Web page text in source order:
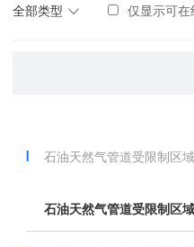
全部类型
仅显示可在
石油天然气管道受限制区
石油天然气管道受限制区